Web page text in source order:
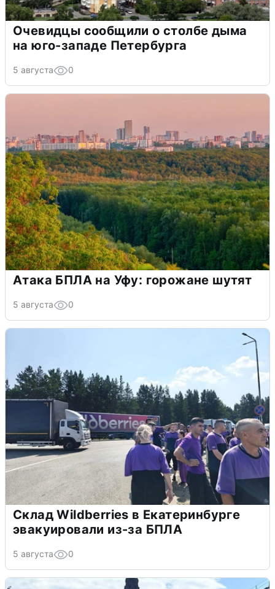
Очевидцы сообщили о столбе дыма
на юго-западе Петербурга
5 августа 0
Атака БПЛА на Уфу: горожане шутят
5 августа 0
Склад Wildberries в Екатеринбурге
эвакуировали из-за БПЛА
5 августа 0